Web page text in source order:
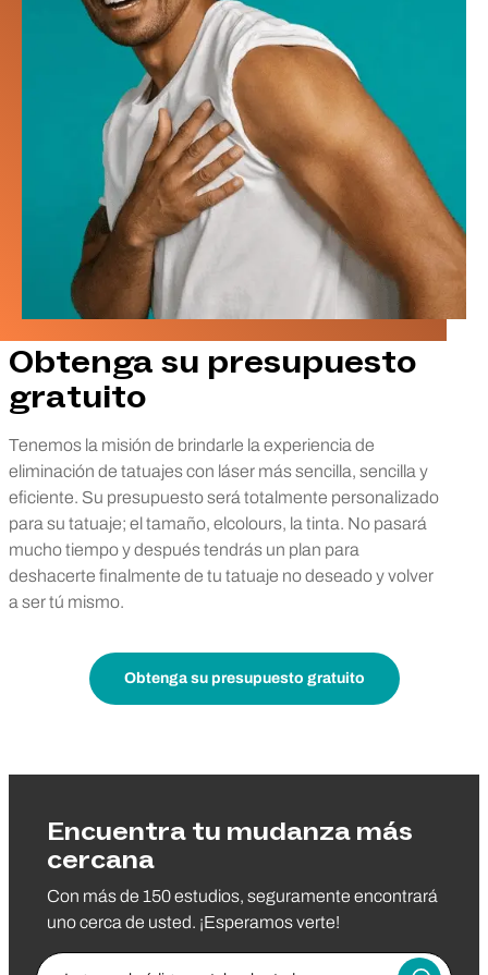
Obtenga su presupuesto
gratuito
Tenemos la misión de brindarle la experiencia de
eliminación de tatuajes con láser más sencilla, sencilla y
eficiente. Su presupuesto será totalmente personalizado
para su tatuaje; el tamaño, elcolours, la tinta. No pasará
mucho tiempo y después tendrás un plan para
deshacerte finalmente de tu tatuaje no deseado y volver
a ser tú mismo.
Obtenga su presupuesto gratuito
Encuentra tu mudanza más
cercana
Con más de 150 estudios, seguramente encontrará
uno cerca de usted. ¡Esperamos verte!
Ingrese el código postal o el estado